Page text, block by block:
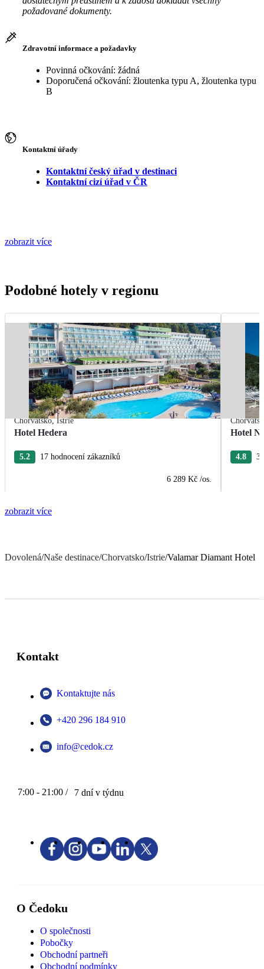
požadované dokumenty.
Zdravotní informace a požadavky
Povinná očkování: žádná
Doporučená očkování: žloutenka typu A, žloutenka typu
B
Kontaktní úřady
Kontaktní český úřad v destinaci
Kontaktní cizí úřad v ČR
zobrazit více
Podobné hotely v regionu
Chorvatsko,Istrie
Hotel Hedera
5.2 17 hodnocení zákazníků
6 289 Kč /os.
Hotel
4.8
zobrazit více
Dovolená/Naše destinace/Chorvatsko/Istrie/Valamar Diamant Hotel
Kontakt
Kontaktujte nás
+420 296 184 910
info@cedok.cz
7:00 - 21:00 / 7 dní v týdnu
O Čedoku
O společnosti
Pobočky
Obchodní partneři
Obchodní podmínky